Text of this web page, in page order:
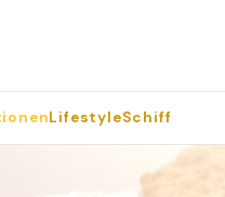
LifestyleSchiff